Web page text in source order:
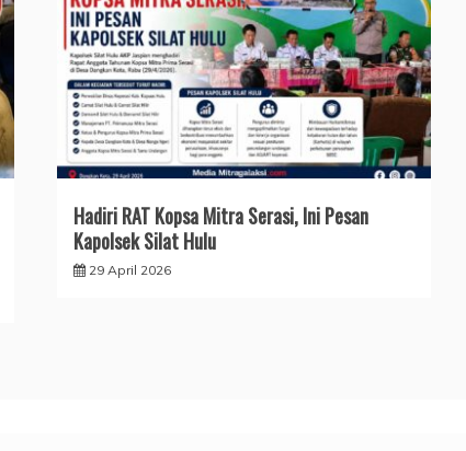
Hadiri RAT Kopsa Mitra Serasi, Ini Pesan
Kapolsek Silat Hulu
29 April 2026